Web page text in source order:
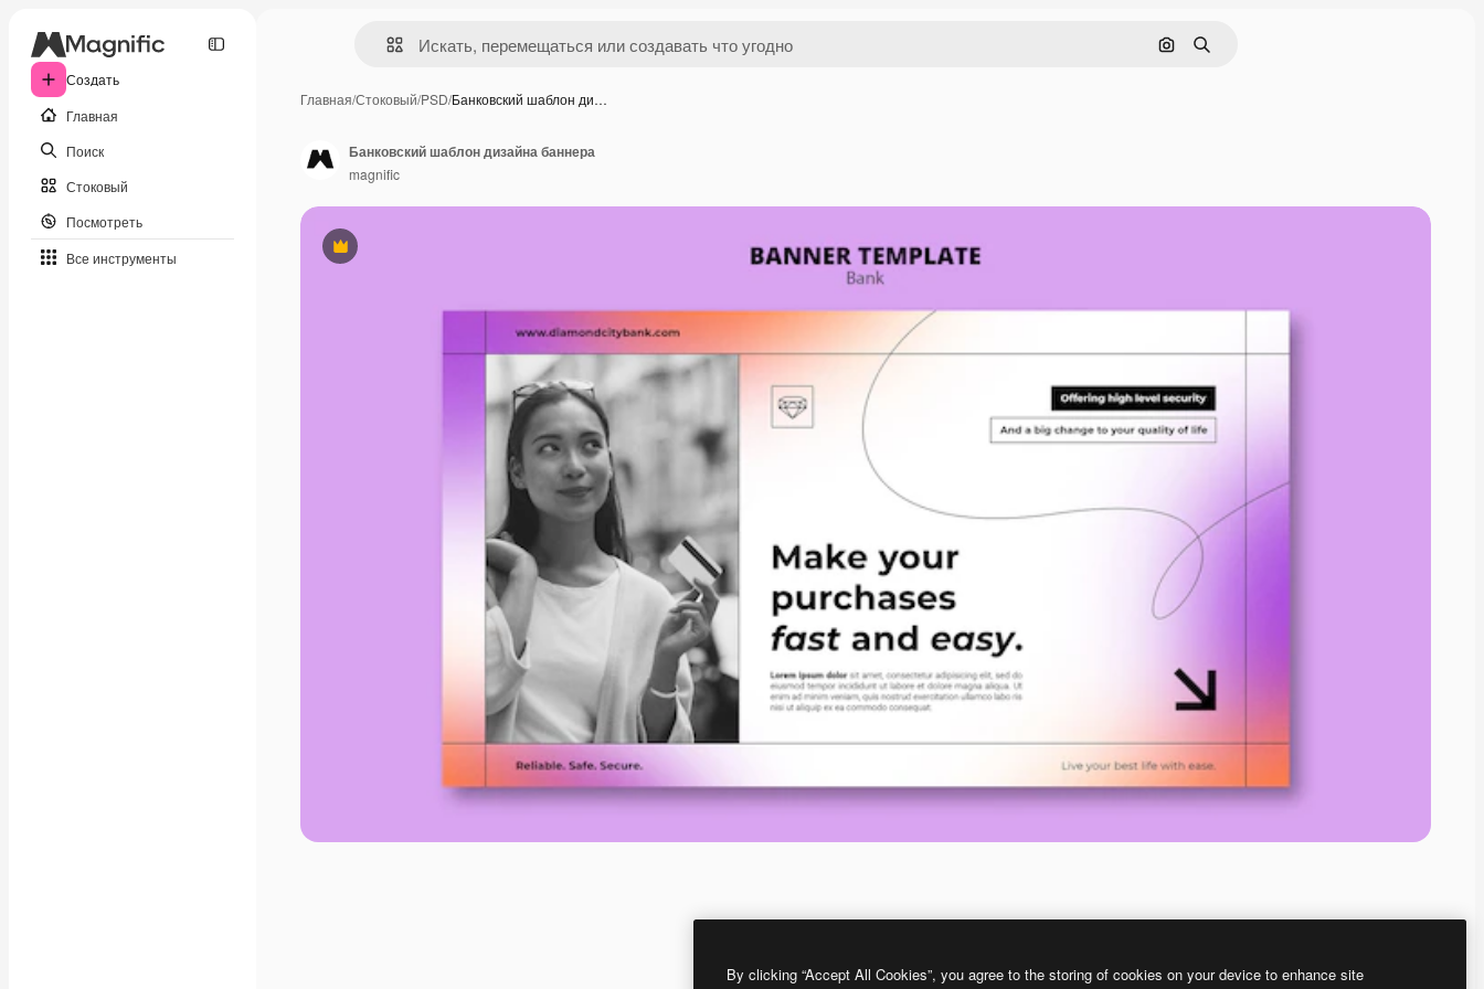
Создать
Главная
Поиск
Стоковый
Посмотреть
Все инструменты
Поиск по изображению
Поиск
Главная/Стоковый/PSD/Банковский шаблон ди…
Премиум
Банковский шаблон дизайна баннера
magnific
By clicking “Accept All Cookies”, you agree to the storing of cookies on your device to enhance site